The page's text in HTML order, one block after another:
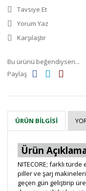
Tavsiye Et
Yorum Yaz
Karşılaştır
Bu ürünü beğendiysen...
Paylaş
ÜRÜN BILGISI
Ürün
NITECORE; farklı
piller ve şarj
geçen gün geliştirip